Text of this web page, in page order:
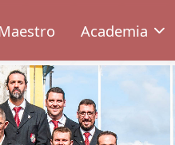
Academia